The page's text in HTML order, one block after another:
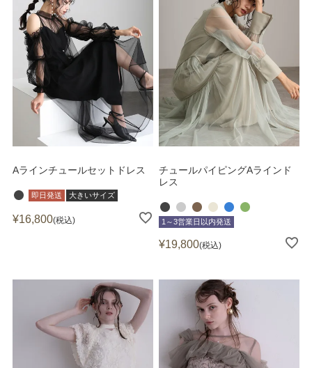
Aラインチュールセットドレス
即日発送 大きいサイズ
¥16,800 税込
チュールパイピングAラインド
レス
1～3営業日以内発送
¥19,800 税込